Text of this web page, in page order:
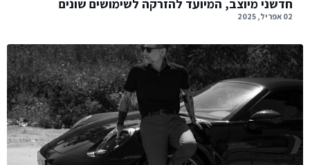
חדשני מיוצב, המיועד להזרקה לשימושים שונים
02 אפריל, 2025